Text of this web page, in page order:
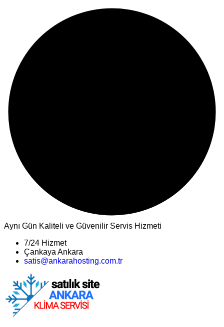
Aynı Gün Kaliteli ve Güvenilir Servis Hizmeti
7/24 Hizmet
Çankaya Ankara
satis@ankarahosting.com.tr